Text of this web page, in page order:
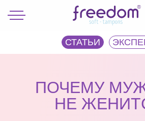
СТАТЬИ
ПОЧЕМУ
НЕ